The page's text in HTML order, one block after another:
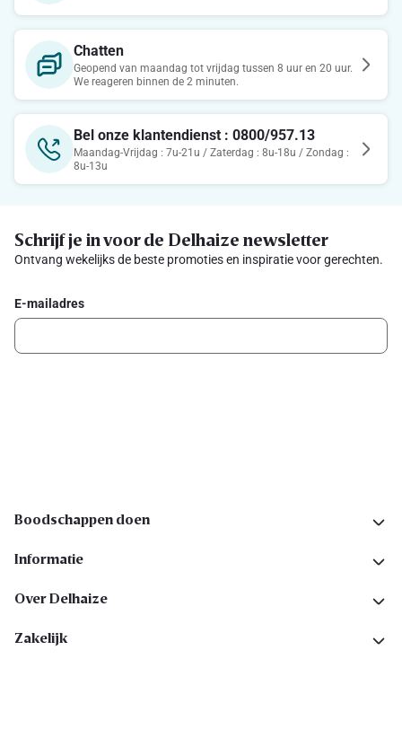
Chatten
Geopend van maandag tot vrijdag tussen 8 uur en 20 uur.
We reageren binnen de 2 minuten.
Bel onze klantendienst : 0800/957.13
Maandag-Vrijdag : 7u-21u / Zaterdag : 8u-18u / Zondag :
8u-13u
Schrijf je in voor de Delhaize newsletter
Ontvang wekelijks de beste promoties en inspiratie voor gerechten.
E-mailadres
Boodschappen doen
Informatie
Over Delhaize
Zakelijk